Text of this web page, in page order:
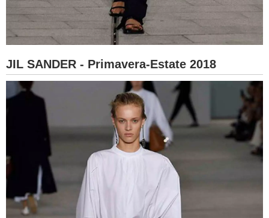
JIL SANDER - Primavera-Estate 2018